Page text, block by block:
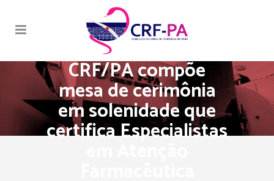
CRF/PA compõe
mesa de cerimônia
em solenidade que
certifica Especialistas